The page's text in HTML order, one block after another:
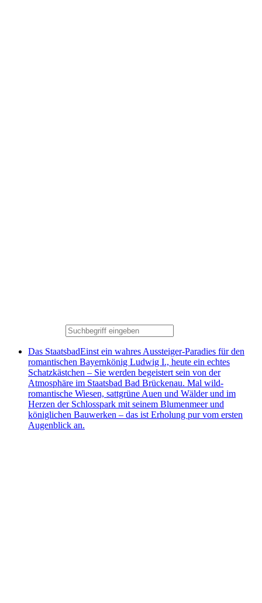
Das StaatsbadEinst ein wahres Aussteiger-Paradies für den
romantischen Bayernkönig Ludwig I., heute ein echtes
Schatzkästchen – Sie werden begeistert sein von der
Atmosphäre im Staatsbad Bad Brückenau. Mal wild-
romantische Wiesen, sattgrüne Auen und Wälder und im
Herzen der Schlosspark mit seinem Blumenmeer und
königlichen Bauwerken – das ist Erholung pur vom ersten
Augenblick an.